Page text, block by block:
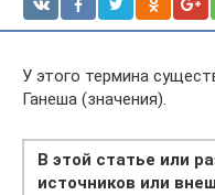
У этого термина
Ганеша (значения).
В этой статье или
источников или